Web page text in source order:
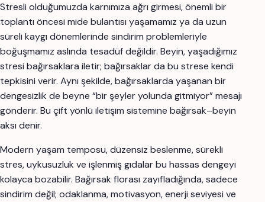
Stresli olduğumuzda karnımıza ağrı girmesi, önemli bir
toplantı öncesi mide bulantısı yaşamamız ya da uzun
süreli kaygı dönemlerinde sindirim problemleriyle
boğuşmamız aslında tesadüf değildir. Beyin, yaşadığımız
stresi bağırsaklara iletir; bağırsaklar da bu strese kendi
tepkisini verir. Aynı şekilde, bağırsaklarda yaşanan bir
dengesizlik de beyne “bir şeyler yolunda gitmiyor” mesajı
gönderir. Bu çift yönlü iletişim sistemine bağırsak–beyin
aksı denir.
Modern yaşam temposu, düzensiz beslenme, sürekli
stres, uykusuzluk ve işlenmiş gıdalar bu hassas dengeyi
kolayca bozabilir. Bağırsak florası zayıfladığında, sadece
sindirim değil; odaklanma, motivasyon, enerji seviyesi ve